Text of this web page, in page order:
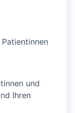
und
Ihren